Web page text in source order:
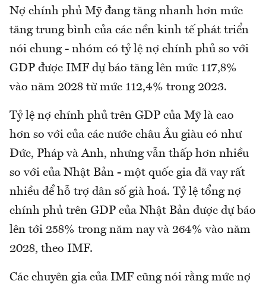
Nợ chính phủ Mỹ đang tăng nhanh hơn mức
tăng trung bình của các nền kinh tế phát triển
nói chung - nhóm có tỷ lệ nợ chính phủ so với
GDP được IMF dự báo tăng lên mức 117,8%
vào năm 2028 từ mức 112,4% trong 2023.
Tỷ lệ nợ chính phủ trên GDP của Mỹ là cao
hơn so với của các nước châu Âu giàu có như
Đức, Pháp và Anh, nhưng vẫn thấp hơn nhiều
so với của Nhật Bản - một quốc gia đã vay rất
nhiều để hỗ trợ dân số già hoá. Tỷ lệ tổng nợ
chính phủ trên GDP của Nhật Bản được dự báo
lên tới 258% trong năm nay và 264% vào năm
2028, theo IMF.
Các chuyên gia của IMF cũng nói rằng mức nợ